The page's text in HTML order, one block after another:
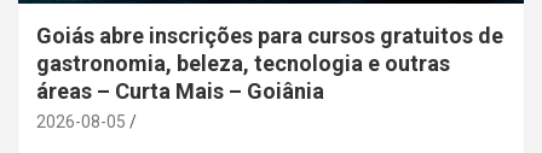
Goiás abre inscrições para cursos gratuitos de
gastronomia, beleza, tecnologia e outras
áreas – Curta Mais – Goiânia
2026-08-05